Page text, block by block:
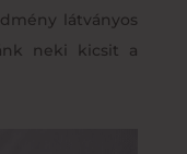
látványos
neki kicsit a